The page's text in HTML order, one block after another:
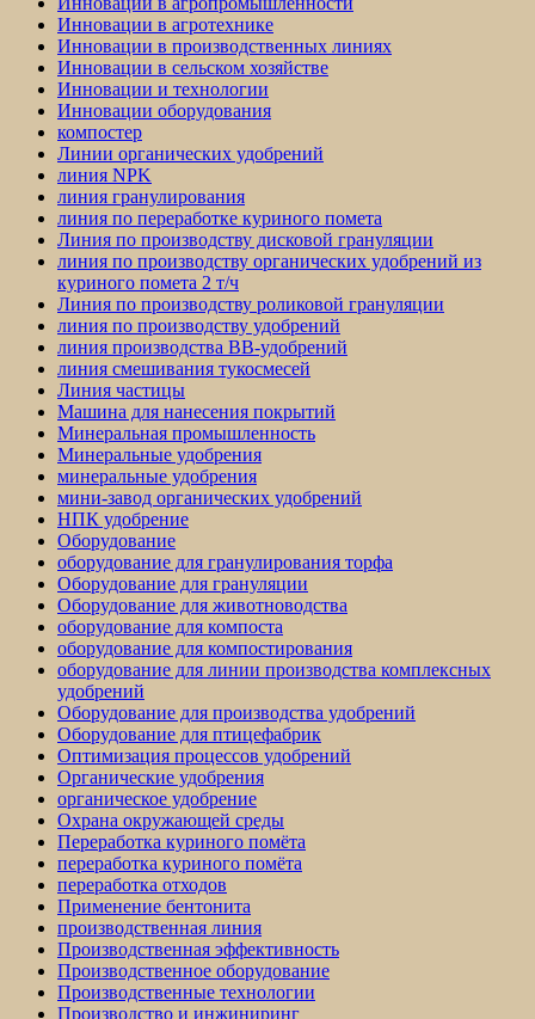
Инновации в агротехнике
Инновации в производственных линиях
Инновации в сельском хозяйстве
Инновации и технологии
Инновации оборудования
компостер
Линии органических удобрений
линия NPK
линия гранулирования
линия по переработке куриного помета
Линия по производству дисковой грануляции
линия по производству органических удобрений из
куриного помета 2 т/ч
Линия по производству роликовой грануляции
линия по производству удобрений
линия производства BB-удобрений
линия смешивания тукосмесей
Линия частицы
Машина для нанесения покрытий
Минеральная промышленность
Минеральные удобрения
минеральные удобрения
мини-завод органических удобрений
НПК удобрение
Оборудование
оборудование для гранулирования торфа
Оборудование для грануляции
Оборудование для животноводства
оборудование для компоста
оборудование для компостирования
оборудование для линии производства комплексных
удобрений
Оборудование для производства удобрений
Оборудование для птицефабрик
Оптимизация процессов удобрений
Органические удобрения
органическое удобрение
Охрана окружающей среды
Переработка куриного помёта
переработка куриного помёта
переработка отходов
Применение бентонита
производственная линия
Производственная эффективность
Производственное оборудование
Производственные технологии
Производство и инжиниринг